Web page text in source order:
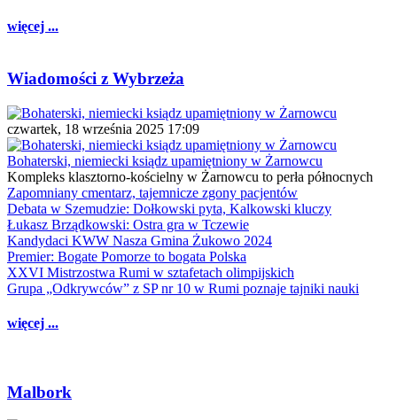
więcej ...
Wiadomości z Wybrzeża
czwartek, 18 września 2025 17:09
Bohaterski, niemiecki ksiądz upamiętniony w Żarnowcu
Kompleks klasztorno-kościelny w Żarnowcu to perła północnych
Zapomniany cmentarz, tajemnicze zgony pacjentów
Debata w Szemudzie: Dołkowski pyta, Kalkowski kluczy
Łukasz Brządkowski: Ostra gra w Tczewie
Kandydaci KWW Nasza Gmina Żukowo 2024
Premier: Bogate Pomorze to bogata Polska
XXVI Mistrzostwa Rumi w sztafetach olimpijskich
Grupa „Odkrywców” z SP nr 10 w Rumi poznaje tajniki nauki
więcej ...
Malbork